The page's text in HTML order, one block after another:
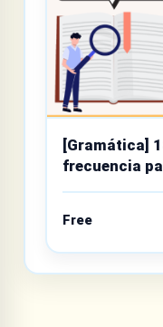
[Gramática]
frecuencia
Free